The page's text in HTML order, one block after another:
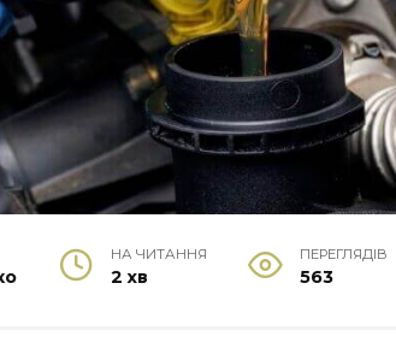
НА ЧИТАННЯ
2 хв
ПЕРЕГЛЯДІВ
563